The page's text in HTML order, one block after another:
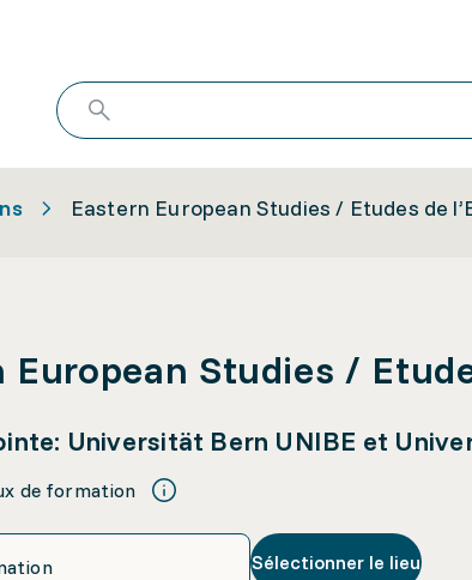
Eastern European Studies / Etudes de
European Studies /
Universität Bern UNIBE et
de formation
Sélectionner le lieu